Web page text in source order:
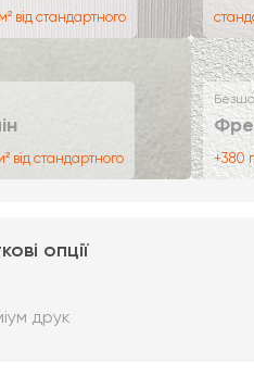
від стандартного
від стандартного +380
опції
друк